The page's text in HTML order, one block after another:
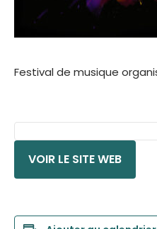
Festival de musique
VOIR LE SITE WEB